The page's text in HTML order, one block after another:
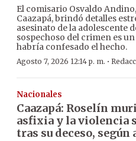
El comisario Osvaldo
Caazapá, brindó detalles
asesinato de la adolescente
sospechoso del crimen es
habría confesado el hecho.
Agosto 7, 2026 12:14 p. m. ·
Nacionales
Caazapá: Roselín
asfixia y la violencia
tras su deceso, según